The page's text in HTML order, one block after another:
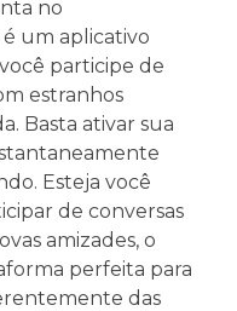
no
um aplicativo
participe de
estranhos
Basta ativar sua
Esteja você
de conversas
amizades, o
perfeita para
das